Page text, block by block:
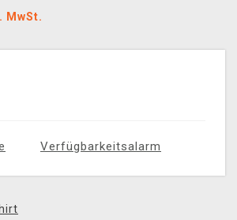
MwSt.
Verfügbarkeitsalarm